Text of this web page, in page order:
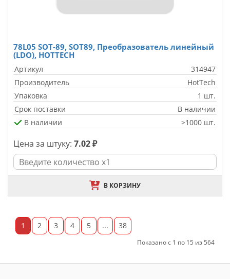
78L05 SOT-89, SOT89, Преобразователь линейный
(LDO), HOTTECH
Артикул
314947
Производитель
HotTech
Упаковка
1 шт.
Срок поставки
В наличии
В наличии
>1000 шт.
Цена за штуку: 7.02 ₽
В КОРЗИНУ
1 2 3 4 5 ... 38
Показано с 1 по 15 из 564